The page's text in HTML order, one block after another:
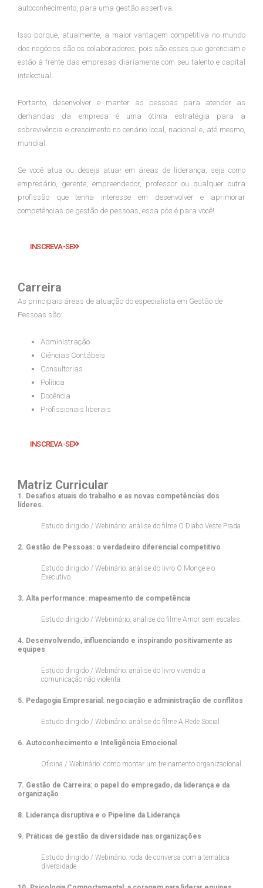
autoconhecimento, para uma gestão assertiva.
Isso porque, atualmente, a maior vantagem competitiva no mundo
dos negócios são os colaboradores, pois são esses que gerenciam e
estão à frente das empresas diariamente com seu talento e capital
intelectual.
Portanto, desenvolver e manter as pessoas para atender as
demandas da empresa é uma ótima estratégia para a
sobrevivência e crescimento no cenário local, nacional e, até mesmo,
mundial.
Se você atua ou deseja atuar em áreas de liderança, seja como
empresário, gerente, empreendedor, professor ou qualquer outra
profissão que tenha interesse em desenvolver e aprimorar
competências de gestão de pessoas, essa pós é para você!
INSCREVA-SE
Carreira
As principais áreas de atuação do especialista em Gestão de
Pessoas são:
Administração
Ciências Contábeis
Consultorias
Política
Docência
Profissionais liberais
INSCREVA-SE
Matriz Curricular
1. Desafios atuais do trabalho e as novas competências dos
líderes.
Estudo dirigido / Webinário: análise do filme O Diabo Veste Prada.
2. Gestão de Pessoas: o verdadeiro diferencial competitivo
Estudo dirigido / Webinário: análise do livro O Monge e o
Executivo
3. Alta performance: mapeamento de competência
Estudo dirigido / Webninário: análise do filme Amor sem escalas.
4. Desenvolvendo, influenciando e inspirando positivamente as
equipes
Estudo dirigido / Webinário: análise do livro vivendo a
comunicação não violenta.
5. Pedagogia Empresarial: negociação e administração de conflitos
Estudo dirigido / Webinário: análise do filme A Rede Social
6. Autoconhecimento e Inteligência Emocional
Oficina / Webinário: como montar um treinamento organizacional.
7. Gestão de Carreira: o papel do empregado, da liderança e da
organização
8. Liderança disruptiva e o Pipeline da Liderança
9. Práticas de gestão da diversidade nas organizações
Estudo dirigido / Webinário: roda de conversa com a temática
diversidade